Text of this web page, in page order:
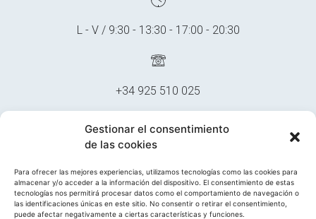
Gestionar el consentimiento
de las cookies
Para ofrecer las mejores experiencias, utilizamos tecnologías como las cookies para
almacenar y/o acceder a la información del dispositivo. El consentimiento de estas
tecnologías nos permitirá procesar datos como el comportamiento de navegación o
las identificaciones únicas en este sitio. No consentir o retirar el consentimiento,
puede afectar negativamente a ciertas características y funciones.
L - V / 9:30 - 13:30 - 17:00 - 20:30
+34 925 510 025
multidentalclinica@gmail.com
Francisco Guzmán, 23, 45200, Illescas, Toledo